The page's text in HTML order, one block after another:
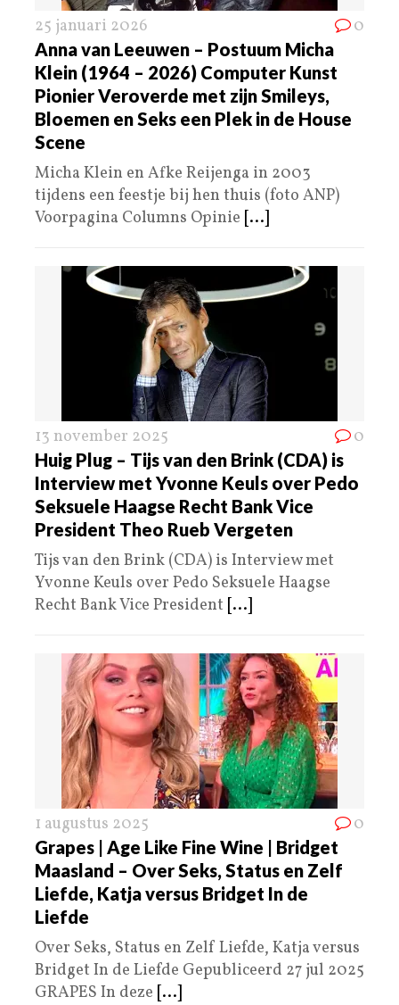
25 januari 2026 0
Anna van Leeuwen – Postuum Micha
Klein (1964 – 2026) Computer Kunst
Pionier Veroverde met zijn Smileys,
Bloemen en Seks een Plek in de House
Scene
Micha Klein en Afke Reijenga in 2003
tijdens een feestje bij hen thuis (foto ANP)
Voorpagina Columns Opinie [...]
13 november 2025 0
Huig Plug – Tijs van den Brink (CDA) is
Interview met Yvonne Keuls over Pedo
Seksuele Haagse Recht Bank Vice
President Theo Rueb Vergeten
Tijs van den Brink (CDA) is Interview met
Yvonne Keuls over Pedo Seksuele Haagse
Recht Bank Vice President [...]
1 augustus 2025 0
Grapes | Age Like Fine Wine | Bridget
Maasland – Over Seks, Status en Zelf
Liefde, Katja versus Bridget In de
Liefde
Over Seks, Status en Zelf Liefde, Katja versus
Bridget In de Liefde Gepubliceerd 27 jul 2025
GRAPES In deze [...]